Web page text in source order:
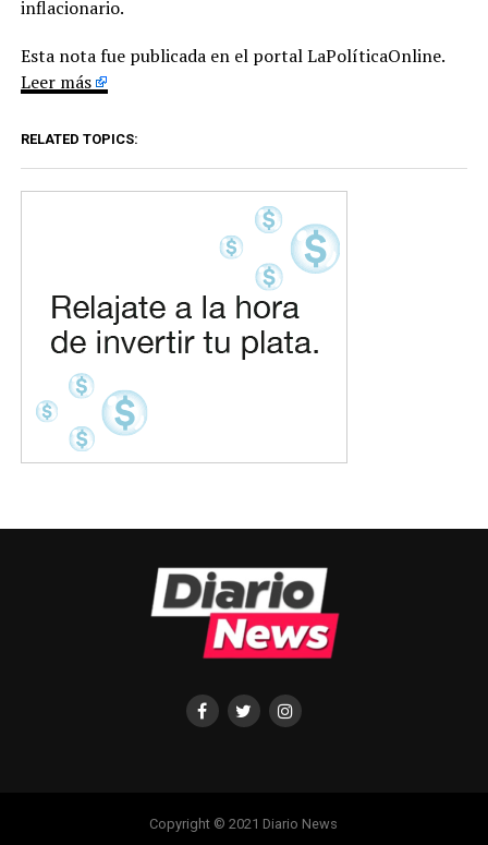
inflacionario.
Esta nota fue publicada en el portal LaPolíticaOnline.
Leer más
RELATED TOPICS:
Copyright © 2021 Diario News